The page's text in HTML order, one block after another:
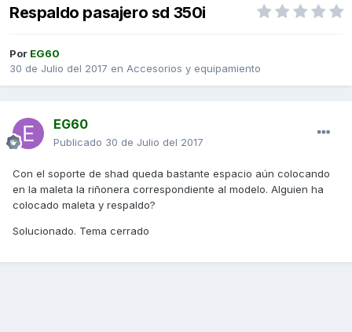
Respaldo pasajero sd 350i
Por EG60
30 de Julio del 2017 en Accesorios y equipamiento
EG60
Publicado 30 de Julio del 2017
Con el soporte de shad queda bastante espacio aún colocando
en la maleta la riñonera correspondiente al modelo. Alguien ha
colocado maleta y respaldo?
Solucionado. Tema cerrado